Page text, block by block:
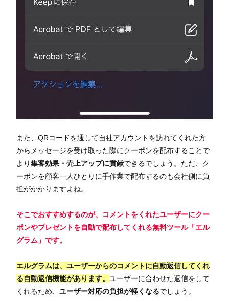
また、QRコードを通して自社アカウントを訪れてくれた方
からメッセージを受け取った際にクーポンを配布することで
より集客効果・売上アップに貢献できるでしょう。ただ、ク
ーポンを顧客一人ひとりに手作業で配布するのも会社側に負
担がかかりますよね。
そこでおすすめするのが、
コメントをくれたユーザーにクー
ポンやプレゼントを自動で配布してくれる無料ツール「エル
グラム」 です。
エルグラムは、ユーザーからのコメントに自動返信してくれ
る自動返信機能があります。 ユーザーに合わせた返信をして
くれるため、 ユーザー対応の負担が軽くなるでしょう。